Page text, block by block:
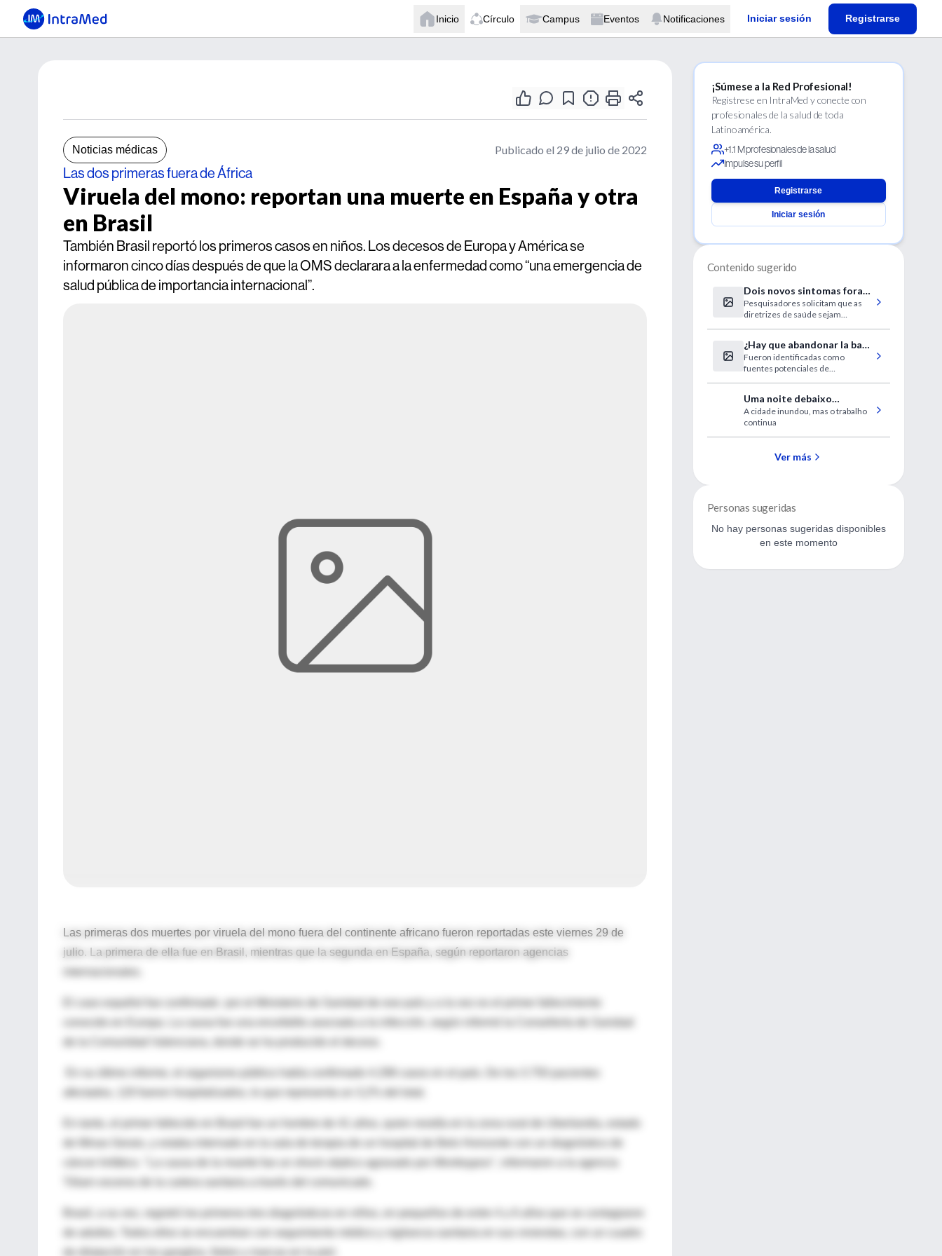
Inicio Círculo Campus Eventos Notificaciones Iniciar sesión Registrarse
Noticias médicas Publicado el 29 de julio de 2022
Las dos primeras fuera de África
Viruela del mono: reportan una muerte en España y otra
en Brasil
También Brasil reportó los primeros casos en niños. Los decesos de Europa y América se
informaron cinco días después de que la OMS declarara a la enfermedad como “una emergencia de
salud pública de importancia internacional”.
Las primeras dos muertes por viruela del mono fuera del continente africano fueron reportadas este viernes 29 de
julio. La primera de ella fue en Brasil, mientras que la segunda en España, según reportaron agencias
El caso español fue confirmado por el Ministerio de Sanidad de ese país y a la vez es el primer fallecimiento
conocido en Europa. La causa fue una encefalitis asociada a la infección, según informó la Consellería de Sanidad
En su último informe, el organismo público había confirmado 4.298 casos en el país. De los 3.750 pacientes
de Minas Gerais, y estaba internado en la sala de terapia de un hospital de Belo Horizonte con un diagnóstico de
cáncer linfático. "La causa de la muerte fue un shock séptico agravado por
Monkeypox
", informaron a la agencia
Brasil, a su vez, registró los primeros tres diagnósticos en niños, en pequeños de entre 4 y 6 años que se contagiaron
de adultos. Todos ellos se encuentran con seguimiento médico y vigilancia sanitaria en sus viviendas, con un cuadro
de dilatación en los ganglios, fiebre y marcas en la piel.
¡Súmese a la Red Profesional!
Regístrese en IntraMed y conecte con
profesionales de la salud de toda
Latinoamérica.
+1.1 M profesionales de la salud
Impulse su perfil
Registrarse
Iniciar sesión
Contenido sugerido
Dois novos sintomas foram
identificados na varíola dos
macacos
Pesquisadores solicitam que as
diretrizes de saúde sejam
¿Hay que abandonar la bata
blanca?
Fueron identificadas como
fuentes potenciales de
Uma noite debaixo
d&apos;água
A cidade inundou, mas o trabalho
continua
Ver más
Personas sugeridas
No hay personas sugeridas disponibles
en este momento